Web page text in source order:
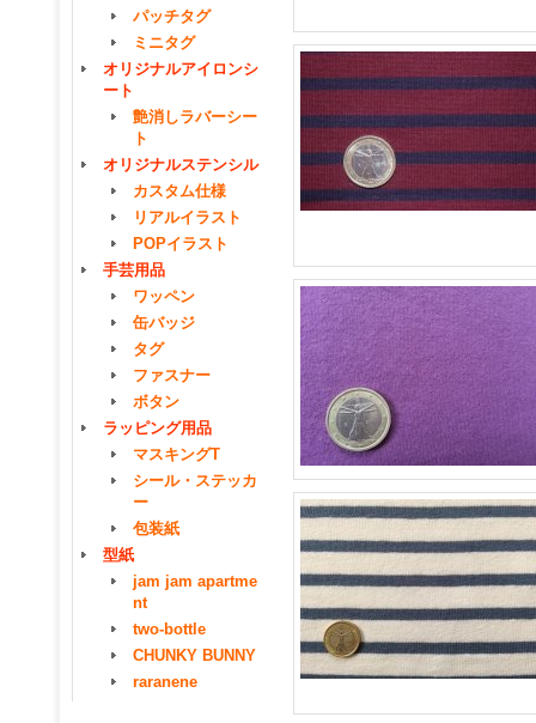
パッチタグ
ミニタグ
オリジナルアイロンシ
ート
艶消しラバーシー
ト
オリジナルステンシル
カスタム仕様
リアルイラスト
POPイラスト
手芸用品
ワッペン
缶バッジ
タグ
ファスナー
ボタン
ラッピング用品
マスキングT
シール・ステッカ
ー
包装紙
型紙
jam jam apartme
nt
two-bottle
CHUNKY BUNNY
raranene